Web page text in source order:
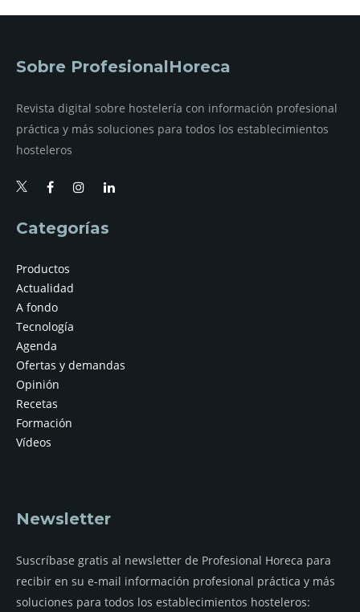
Sobre ProfesionalHoreca
Revista digital sobre hostelería con información profesional
práctica y más soluciones para todos los establecimientos
hosteleros
Categorías
Productos
Actualidad
A fondo
Tecnología
Agenda
Ofertas y demandas
Opinión
Recetas
Formación
Vídeos
Newsletter
Suscríbase gratis al newsletter de Profesional Horeca para
recibir en su e-mail información profesional práctica y más
soluciones para todos los establecimientos hosteleros: